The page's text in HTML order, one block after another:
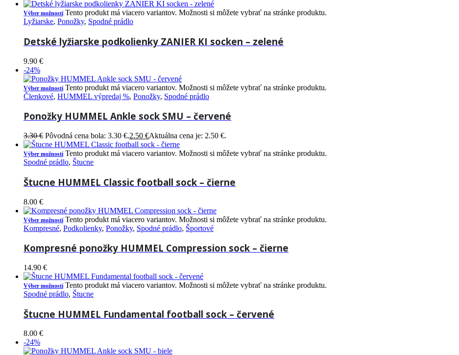
Výber možností Tento produkt má viacero variantov. Možnosti si môžete vybrať na stránke produktu.
Lyžiarske, Ponožky, Spodné prádlo
Detské lyžiarske podkolienky ZANIER KI socken – zelené
9.90 €
-24%
Výber možností Tento produkt má viacero variantov. Možnosti si môžete vybrať na stránke produktu.
Členkové, HUMMEL výpredaj %, Ponožky, Spodné prádlo
Ponožky HUMMEL Ankle sock SMU – červené
3.30€ Pôvodná cena bola: 3.30 €.2.50 €Aktuálna cena je: 2.50 €.
Výber možností Tento produkt má viacero variantov. Možnosti si môžete vybrať na stránke produktu.
Spodné prádlo, Štucne
Štucne HUMMEL Classic football sock – čierne
8.00 €
Výber možností Tento produkt má viacero variantov. Možnosti si môžete vybrať na stránke produktu.
Kompresné, Podkolienky, Ponožky, Spodné prádlo, Športové
Kompresné ponožky HUMMEL Compression sock – čierne
14.90 €
Výber možností Tento produkt má viacero variantov. Možnosti si môžete vybrať na stránke produktu.
Spodné prádlo, Štucne
Štucne HUMMEL Fundamental football sock – červené
8.00 €
-24%